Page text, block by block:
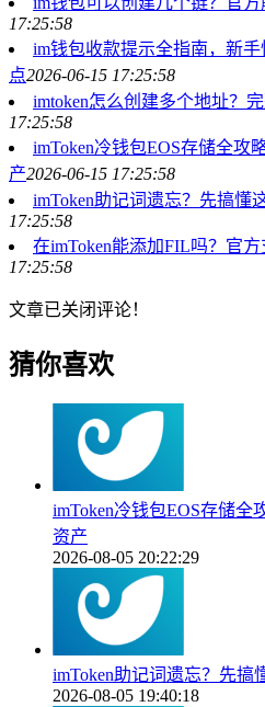
17:25:58
im钱包收款提示全指南，新
点2026-06-15 17:25:58
imtoken怎么创建多个地址？
17:25:58
imToken冷钱包EOS存储全攻
产2026-06-15 17:25:58
imToken助记词遗忘？先搞懂
17:25:58
在imToken能添加FIL吗？官
17:25:58
文章已关闭评论！
猜你喜欢
imToken冷钱包EOS存储全
资产
2026-08-05 20:22:29
imToken助记词遗忘？先搞
2026-08-05 19:40:18